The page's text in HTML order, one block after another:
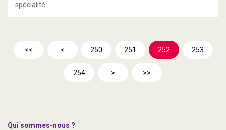
spécialité
<< < 250 251 252 253
254 > >>
Qui sommes-nous ?